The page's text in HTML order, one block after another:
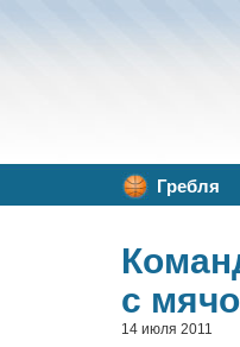
Гребля
с
14 июля 2011